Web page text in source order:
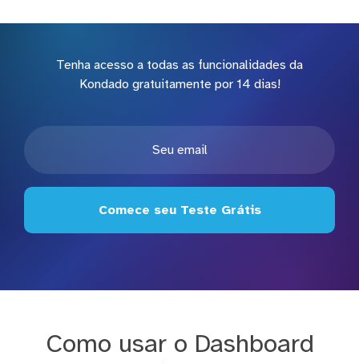
Tenha acesso a todas as funcionalidades da
Kondado gratuitamente por 14 dias!
Comece seu Teste Grátis
Como usar o Dashboard